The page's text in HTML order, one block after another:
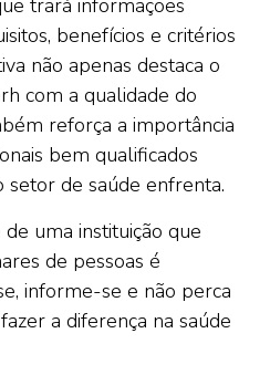
trará informações
benefícios e critérios
não apenas destaca o
com a qualidade do
reforça a importância
bem qualificados
setor de saúde enfrenta.
uma instituição que
de pessoas é
informe-se e não perca
a diferença na saúde